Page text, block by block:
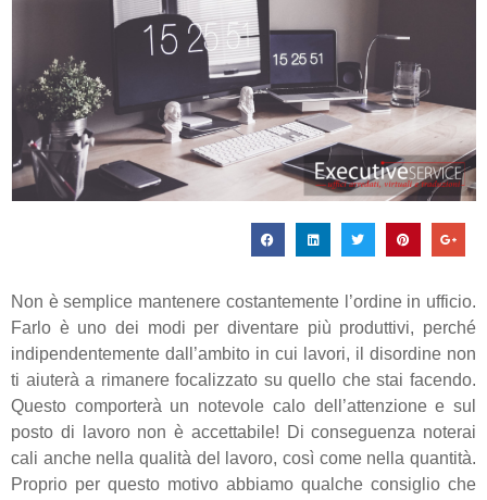
Non è semplice mantenere costantemente l’ordine in ufficio.
Farlo è uno dei modi per diventare più produttivi, perché
indipendentemente dall’ambito in cui lavori, il disordine non
ti aiuterà a rimanere focalizzato su quello che stai facendo.
Questo comporterà un notevole calo dell’attenzione e sul
posto di lavoro non è accettabile! Di conseguenza noterai
cali anche nella qualità del lavoro, così come nella quantità.
Proprio per questo motivo abbiamo qualche consiglio che